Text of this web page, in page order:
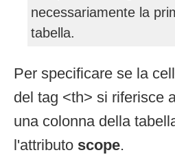
necessariamente la
tabella.
Per specificare se la
del tag <th> si riferisce
una colonna della
l'attributo scope.